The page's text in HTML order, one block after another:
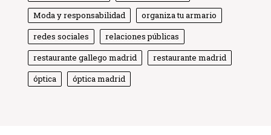
Moda y responsabilidad
organiza tu armario
redes sociales
relaciones públicas
restaurante gallego madrid
restaurante madrid
óptica
óptica madrid
Globe Comunicación
Solemos responder enseguida